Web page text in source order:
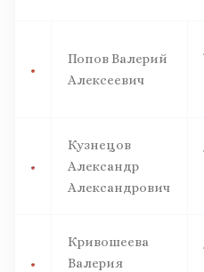
Попов Валерий
Алексеевич
Кузнецов
Александр
Александрович
Кривошеева
Валерия